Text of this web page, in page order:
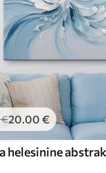
€20.00 €